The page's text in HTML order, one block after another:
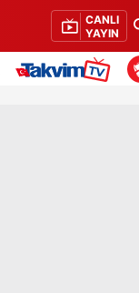
CANLI
YAYIN